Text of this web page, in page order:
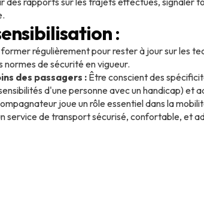
:
former régulièrement pour rester à jour sur les
normes de sécurité en vigueur.
des passagers : Être conscient des
d'une personne avec un handicap)
joue un rôle essentiel dans la
service de transport sécurisé, confortable, et